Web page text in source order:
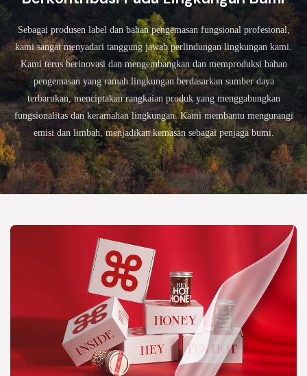
Sebagai produsen label dan bahan pengemasan fungsional profesional,
kami sangat menyadari tanggung jawab perlindungan lingkungan kami.
Kami terus berinovasi dan mengembangkan dan memproduksi bahan
pengemasan yang ramah lingkungan berdasarkan sumber daya
terbarukan, menciptakan rangkaian produk yang menggabungkan
fungsionalitas dan keramahan lingkungan. Kami membantu mengurangi
emisi dan limbah, menjadikan kemasan sebagai penjaga bumi.